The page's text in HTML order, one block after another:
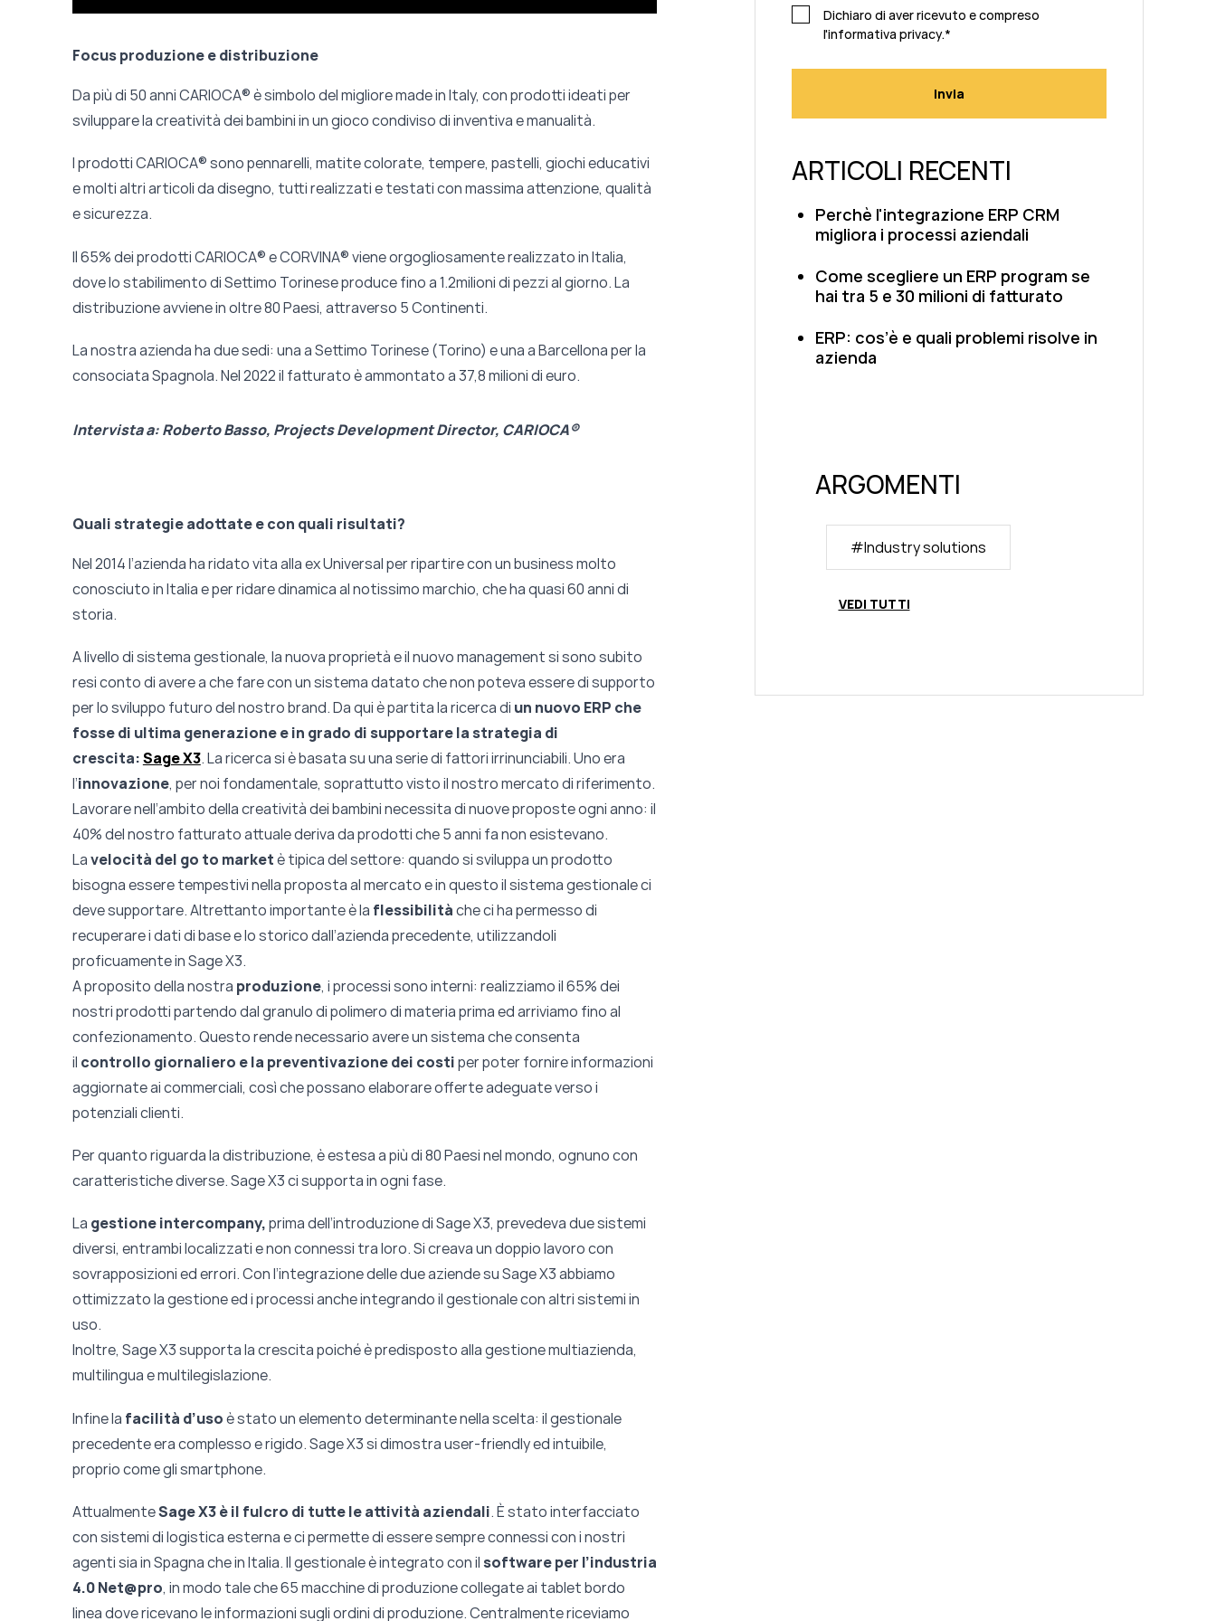
Focus produzione e distribuzione
Da più di 50 anni CARIOCA® è simbolo del migliore made in Italy, con prodotti ideati per
sviluppare la creatività dei bambini in un gioco condiviso di inventiva e manualità.
I prodotti CARIOCA® sono pennarelli, matite colorate, tempere, pastelli, giochi educativi
e molti altri articoli da disegno, tutti realizzati e testati con massima attenzione, qualità
e sicurezza.
Il 65% dei prodotti CARIOCA® e CORVINA® viene orgogliosamente realizzato in Italia,
dove lo stabilimento di Settimo Torinese produce fino a 1.2milioni di pezzi al giorno. La
distribuzione avviene in oltre 80 Paesi, attraverso 5 Continenti.
La nostra azienda ha due sedi: una a Settimo Torinese (Torino) e una a Barcellona per la
consociata Spagnola. Nel 2022 il fatturato è ammontato a 37,8 milioni di euro.
Intervista a: Roberto Basso, Projects Development Director, CARIOCA®
Quali strategie adottate e con quali risultati?
Nel 2014 l’azienda ha ridato vita alla ex Universal per ripartire con un business molto
conosciuto in Italia e per ridare dinamica al notissimo marchio, che ha quasi 60 anni di
storia.
A livello di sistema gestionale, la nuova proprietà e il nuovo management si sono subito
resi conto di avere a che fare con un sistema datato che non poteva essere di supporto
per lo sviluppo futuro del nostro brand. Da qui è partita la ricerca di un nuovo ERP che
fosse di ultima generazione e in grado di supportare la strategia di
crescita:Sage X3. La ricerca si è basata su una serie di fattori irrinunciabili. Uno era
l’innovazione, per noi fondamentale, soprattutto visto il nostro mercato di riferimento.
Lavorare nell’ambito della creatività dei bambini necessita di nuove proposte ogni anno: il
40% del nostro fatturato attuale deriva da prodotti che 5 anni fa non esistevano.
Lavelocità del go to marketè tipica del settore: quando si sviluppa un prodotto
bisogna essere tempestivi nella proposta al mercato e in questo il sistema gestionale ci
deve supportare. Altrettanto importante è la flessibilitàche ci ha permesso di
recuperare i dati di base e lo storico dall’azienda precedente, utilizzandoli
proficuamente in Sage X3.
A proposito della nostra produzione, i processi sono interni: realizziamo il 65% dei
nostri prodotti partendo dal granulo di polimero di materia prima ed arriviamo fino al
confezionamento. Questo rende necessario avere un sistema che consenta
il controllo giornaliero e la preventivazione dei costiper poter fornire informazioni
aggiornate ai commerciali, così che possano elaborare offerte adeguate verso i
potenziali clienti.
Per quanto riguarda la distribuzione, è estesa a più di 80 Paesi nel mondo, ognuno con
caratteristiche diverse. Sage X3 ci supporta in ogni fase.
La gestione intercompany,prima dell’introduzione di Sage X3, prevedeva due sistemi
diversi, entrambi localizzati e non connessi tra loro. Si creava un doppio lavoro con
sovrapposizioni ed errori. Con l’integrazione delle due aziende su Sage X3 abbiamo
ottimizzato la gestione ed i processi anche integrando il gestionale con altri sistemi in
uso.
Inoltre, Sage X3 supporta la crescita poiché è predisposto alla gestione multiazienda,
multilingua e multilegislazione.
Infine la facilità d’usoè stato un elemento determinante nella scelta: il gestionale
precedente era complesso e rigido. Sage X3 si dimostra user-friendly ed intuibile,
proprio come gli smartphone.
AttualmenteSage X3 è il fulcro di tutte le attività aziendali. È stato interfacciato
con sistemi di logistica esterna e ci permette di essere sempre connessi con i nostri
agenti sia in Spagna che in Italia. Il gestionale è integrato con ilsoftware per l’industria
4.0Net@pro, in modo tale che 65 macchine di produzione collegate ai tablet bordo
linea dove ricevano le informazioni sugli ordini di produzione. Centralmente riceviamo
Dichiaro di aver ricevuto e compreso
l'informativa privacy.*
ARTICOLI RECENTI
Perchè l'integrazione ERP CRM
migliora i processi aziendali
Come scegliere un ERP program se
hai tra 5 e 30 milioni di fatturato
ERP: cos’è e quali problemi risolve in
azienda
ARGOMENTI
#Industry solutions
VEDI TUTTI